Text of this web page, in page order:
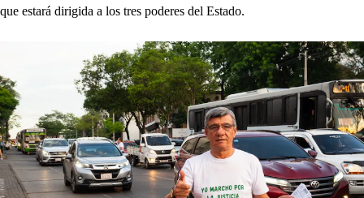
que estará dirigida a los tres poderes del Estado.